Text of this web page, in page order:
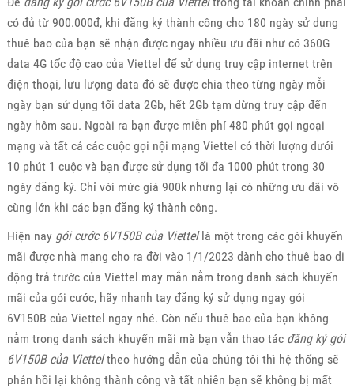
có đủ từ 900.000đ, khi đăng ký thành công cho 180 ngày sử dụng
thuê bao của bạn sẽ nhận được ngay nhiều ưu đãi như có 360G
data 4G tốc độ cao của Viettel để sử dụng truy cập internet trên
điện thoại, lưu lượng data đó sẽ được chia theo từng ngày mỗi
ngày bạn sử dụng tối data 2Gb, hết 2Gb tạm dừng truy cập đến
ngày hôm sau. Ngoài ra bạn được miễn phí 480 phút gọi ngoại
mạng và tất cả các cuộc gọi nội mạng Viettel có thời lượng dưới
10 phút 1 cuộc và bạn được sử dụng tối đa 1000 phút trong 30
ngày đăng ký. Chỉ với mức giá 900k nhưng lại có những ưu đãi vô
cùng lớn khi các bạn đăng ký thành công.
Hiện nay gói cước 6V150B của Viettellà một trong các gói khuyến
mãi được nhà mạng cho ra đời vào 1/1/2023 dành cho thuê bao di
động trả trước của Viettel may mắn nằm trong danh sách khuyến
mãi của gói cước, hãy nhanh tay đăng ký sử dụng ngay gói
6V150B của Viettel ngay nhé. Còn nếu thuê bao của bạn không
nằm trong danh sách khuyến mãi mà bạn vẫn thao tác đăng ký gói
6V150B của Viettel theo hướng dẫn của chúng tôi thì hệ thống sẽ
phản hồi lại không thành công và tất nhiên bạn sẽ không bị mất